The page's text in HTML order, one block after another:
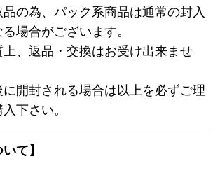
の為、パック系商品は通常の封入
場合がございます。
、返品・交換はお受け出来ませ
開封される場合は以上を必ずご理
下さい。
て】